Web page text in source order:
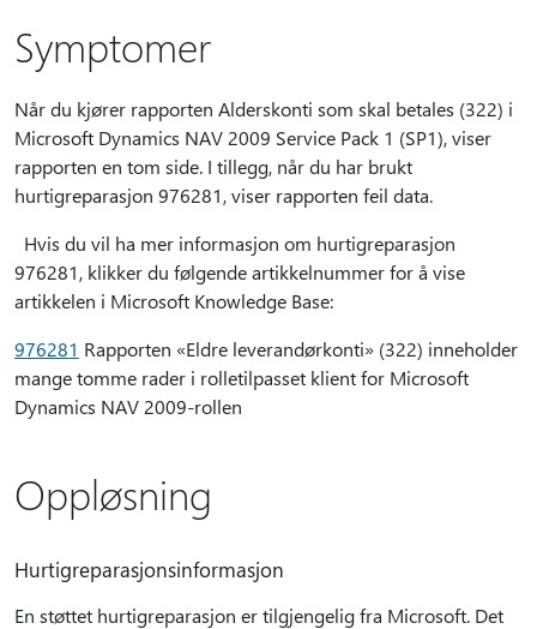
Symptomer
Når du kjører rapporten Alderskonti som skal betales (322) i
Microsoft Dynamics NAV 2009 Service Pack 1 (SP1), viser
rapporten en tom side. I tillegg, når du har brukt
hurtigreparasjon 976281, viser rapporten feil data.
Hvis du vil ha mer informasjon om hurtigreparasjon
976281, klikker du følgende artikkelnummer for å vise
artikkelen i Microsoft Knowledge Base:
976281 Rapporten «Eldre leverandørkonti» (322) inneholder
mange tomme rader i rolletilpasset klient for Microsoft
Dynamics NAV 2009-rollen
Oppløsning
Hurtigreparasjonsinformasjon
En støttet hurtigreparasjon er tilgjengelig fra Microsoft. Det